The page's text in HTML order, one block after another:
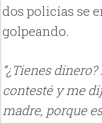
dos policías se
golpeando.
“¿Tienes
contesté y me
madre, porque